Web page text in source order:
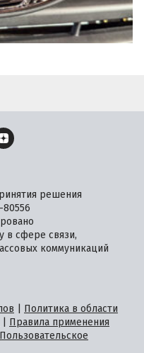
решения
в сфере связи,
коммуникаций
Политика в области
Правила применения
Пользовательское